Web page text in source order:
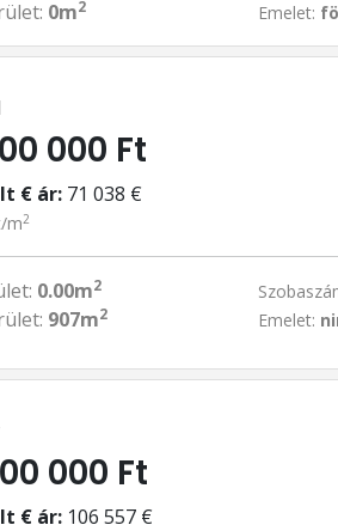
0m2
Emelet:
000 Ft
€ ár: 71 038 €
m2
0.00m2
907m2
Emelet:
000 Ft
€ ár: 106 557 €